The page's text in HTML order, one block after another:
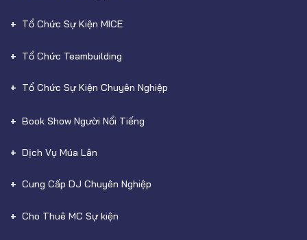
Tổ Chức Sự Kiện MICE
Tổ Chức Teambuilding
Tổ Chức Sự Kiện Chuyên Nghiệp
Book Show Người Nổi Tiếng
Dịch Vụ Múa Lân
Cung Cấp DJ Chuyên Nghiệp
Cho Thuê MC Sự kiện